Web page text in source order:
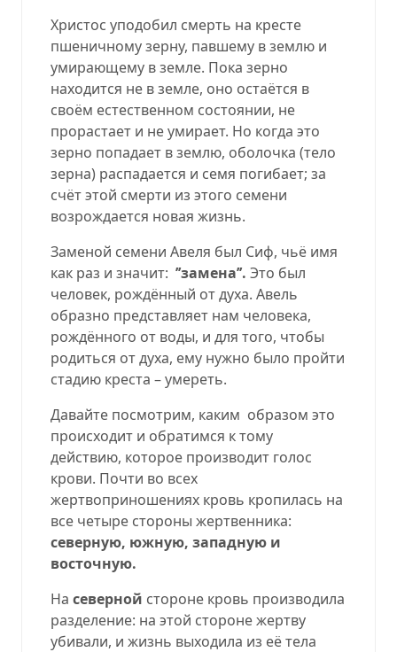
Христос уподобил смерть на кресте
пшеничному зерну, павшему в землю и
умирающему в земле. Пока зерно
находится не в земле, оно остаётся в
своём естественном состоянии, не
прорастает и не умирает. Но когда это
зерно попадает в землю, оболочка (тело
зерна) распадается и семя погибает; за
счёт этой смерти из этого семени
возрождается новая жизнь.
Заменой семени Авеля был Сиф, чьё имя
как раз и значит: ’’замена’’. Это был
человек, рождённый от духа. Авель
образно представляет нам человека,
рождённого от воды, и для того, чтобы
родиться от духа, ему нужно было пройти
стадию креста – умереть.
Давайте посмотрим, каким образом это
происходит и обратимся к тому
действию, которое производит голос
крови. Почти во всех
жертвоприношениях кровь кропилась на
все четыре стороны жертвенника:
северную, южную, западную и
восточную.
На северной стороне кровь производила
разделение: на этой стороне жертву
убивали, и жизнь выходила из её тела